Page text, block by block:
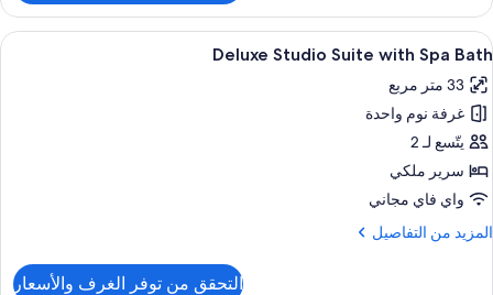
Grand
King
Suite
استعراض
جميع
صور
Deluxe
Studio
Suite
with
Spa
Bath
ميني بار ومكواة/لوح كي وواي فاي مجانًا
5
Deluxe Studio Suite with Spa Bath
33 متر مربع
غرفة نوم واحدة
يتّسع لـ 2
سرير ملكي
واي فاي مجاني
المزيد من التفاصيل
المزيد
التحقق من توفر الغرف والأسعار